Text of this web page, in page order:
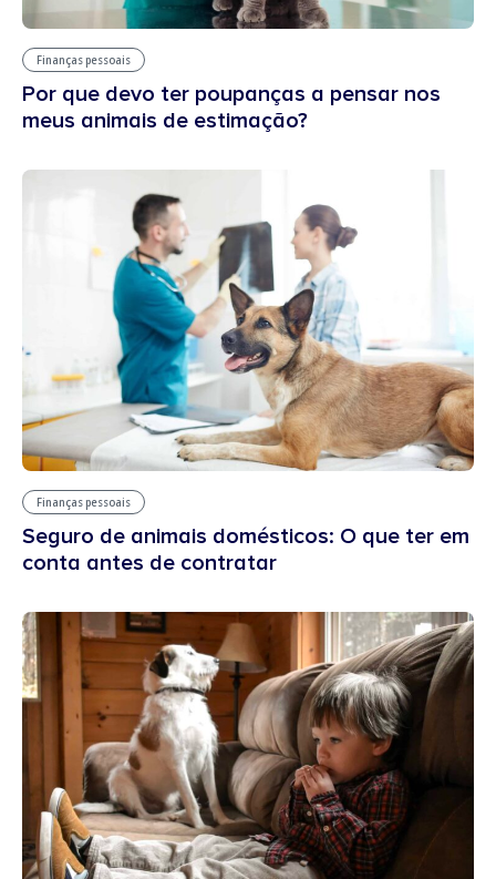
Finanças pessoais
Por que devo ter poupanças a pensar nos
meus animais de estimação?
Finanças pessoais
Seguro de animais domésticos: O que ter em
conta antes de contratar